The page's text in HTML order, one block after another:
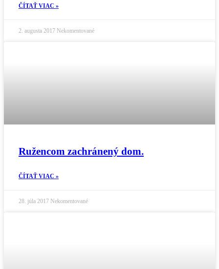
ČÍTAŤ VIAC »
2. augusta 2017 Nekomentované
Ružencom zachránený dom.
ČÍTAŤ VIAC »
28. júla 2017 Nekomentované